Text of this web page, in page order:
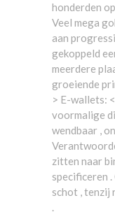
honderden
Veel mega
aan
gekoppeld
meerdere
groeiende
> E-wallets:
voormalige
wendbaar ,
zitten naar
specificeren
schot , tenzij
.